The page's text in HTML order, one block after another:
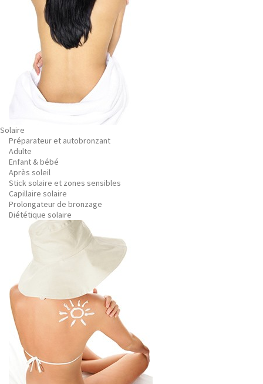
Solaire
Préparateur et autobronzant
Adulte
Enfant & bébé
Après soleil
Stick solaire et zones sensibles
Capillaire solaire
Prolongateur de bronzage
Diététique solaire